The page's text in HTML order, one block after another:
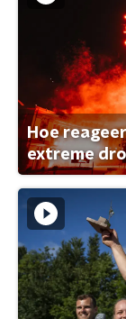
Hoe
extreme